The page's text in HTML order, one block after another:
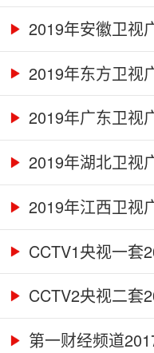
2019年安徽卫视
2019年东方卫视
2019年广东卫视
2019年湖北卫视
2019年江西卫视
CCTV1央视一套
CCTV2央视二套
第一财经频道